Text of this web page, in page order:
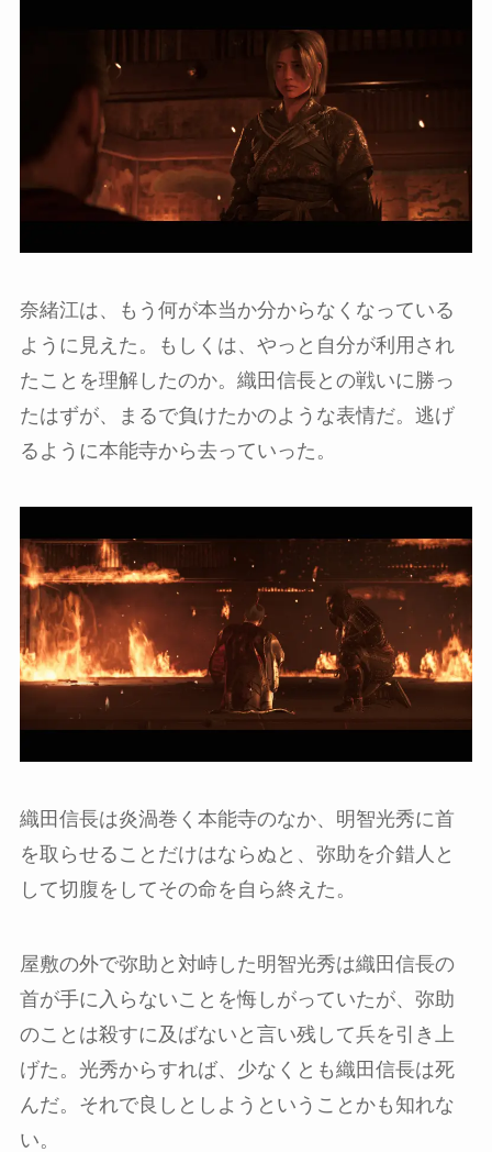
奈緒江は、もう何が本当か分からなくなっている
ように見えた。もしくは、やっと自分が利用され
たことを理解したのか。織田信長との戦いに勝っ
たはずが、まるで負けたかのような表情だ。逃げ
るように本能寺から去っていった。
織田信長は炎渦巻く本能寺のなか、明智光秀に首
を取らせることだけはならぬと、弥助を介錯人と
して切腹をしてその命を自ら終えた。
屋敷の外で弥助と対峙した明智光秀は織田信長の
首が手に入らないことを悔しがっていたが、弥助
のことは殺すに及ばないと言い残して兵を引き上
げた。光秀からすれば、少なくとも織田信長は死
んだ。それで良しとしようということかも知れな
い。